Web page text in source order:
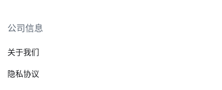
公司信息
关于我们
隐私协议